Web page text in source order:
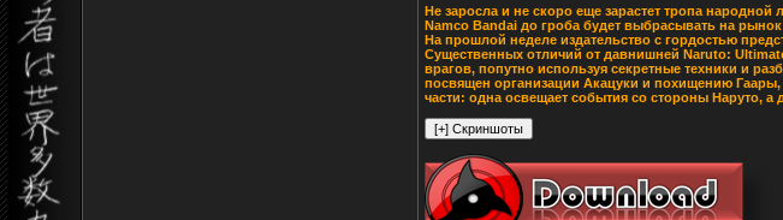
Не заросла и не скоро еще зарастет тропа народной
Namco Bandai до гроба будет выбрасывать на
На прошлой неделе издательство с гордостью
Существенных отличий от давнишней Naruto:
врагов, попутно используя секретные техники и
посвящен организации Акацуки и похищению
части: одна освещает события со стороны Наруто,